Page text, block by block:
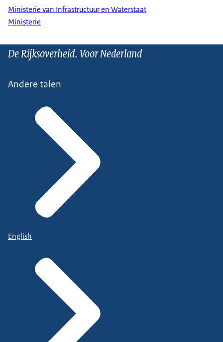
Ministerie van Infrastructuur en Waterstaat
Ministerie
De Rijksoverheid. Voor Nederland
Andere talen
English